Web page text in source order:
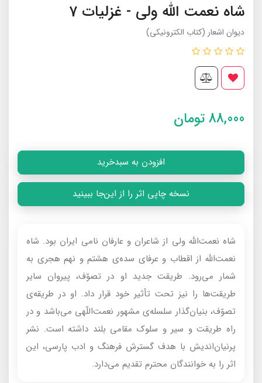
شاه نعمت الله ولى - غزلیات 7
ديوان اشعار (کتاب الکترونیکی)
88,000تومان
افزودن به سبدخرید
نسخه چاپی اثر را از این‌جا ببینید
شاه نعمت‌الله ولى از شاعران و عارفان نامى ايران بود. شاه
نعمت‌الله از اقطاب و عرفاى سده‌ى هشتم و نهم هجرى به
شمار مى‌رود. طريقت جديد او در تصوّف، پيروان ساير
طريقت‌ها را نيز تحت تأثير خود قرار داد. او در طريقه‌ى
تصوّف، بنيان‌گذار سلسله‌ى مشهور نعمت‌اللّهى مى‌باشد و در
راه طريقت و سير و سلوک مقامى بلند داشته است. نشر
پرنيان‌انديش با هدف گسترش فرهنگ و ادب پارسى، اين
اثر را به خوانندگان محترم تقديم مى‌دارد.